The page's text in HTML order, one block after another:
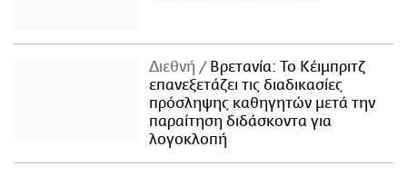
Διεθνή
Βρετανία: Το Κέιμπριτζ
επανεξετάζει τις διαδικασίες
πρόσληψης καθηγητών μετά την
παραίτηση διδάσκοντα για
λογοκλοπή